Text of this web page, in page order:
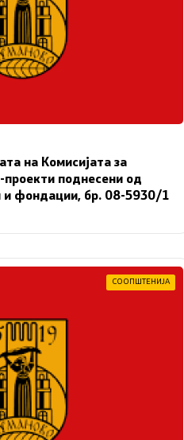
на Комисијата за
поднесени од
и фондации, бр. 08-5930/1
СООПШТЕНИЈА